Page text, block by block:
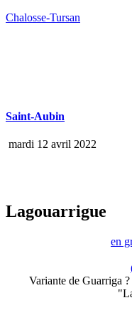
Chalosse-Tursan
Saint-Aubin
mardi 12 avril 2022
Lagouarrigue
en
Variante de Guarriga